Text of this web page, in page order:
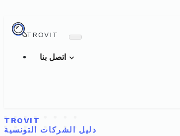
TROVIT
TROVIT
دليل الشركات التونسية